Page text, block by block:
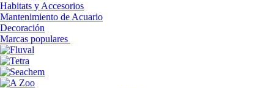
Habitats y Accesorios
Mantenimiento de Acuario
Decoración
Marcas populares